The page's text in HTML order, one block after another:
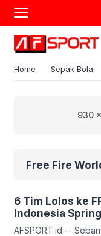
Home Sepak Bola
930
Free Fire
6 Tim Lolos ke
Indonesia
AFSPORT.id --